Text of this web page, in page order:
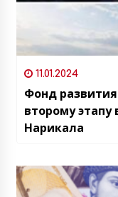
11.01.2024
Фонд
второму этапу
Нарикала